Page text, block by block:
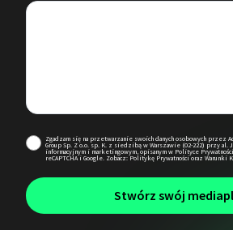
Zgadzam się na przetwarzanie swoich danych osobowych przez
Group Sp. Z o.o. sp. K. z siedzibą w Warszawie (02-222) przy
informacyjnym i marketingowym, opisanym w Polityce Prywatności
reCAPTCHA i Google. Zobacz:Politykę Prywatnościoraz Warunki